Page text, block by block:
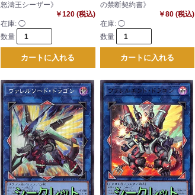
怒濤王シーザー》
￥120 (税込)
在庫: ◯
数量
カートに入れる
の禁断契約書》
￥80 (税込)
在庫: ◯
数量
カートに入れる